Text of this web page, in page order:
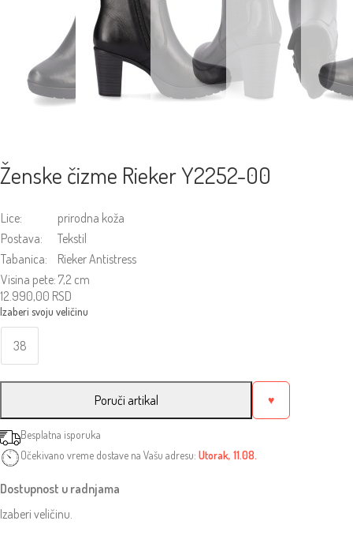
Ženske čizme Rieker Y2252-00
Lice:
prirodna koža
Postava:
Tekstil
Tabanica:
Rieker Antistress
Visina pete: 7,2 cm
12.990,00 RSD
38
Poruči artikal ♥
Besplatna isporuka
Očekivano vreme dostave na Vašu adresu: Utorak, 11.08.
Dostupnost u radnjama
Izaberi veličinu.